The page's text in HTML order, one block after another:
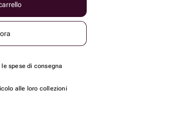
spese di consegna
alle loro collezioni